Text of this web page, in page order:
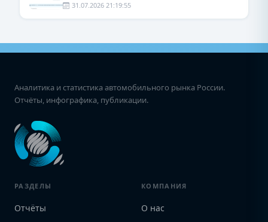
31.07.2026 21:19:55
Аналитика и статистика автомобильного рынка России.
Отчёты, инфографика, публикации.
РАЗДЕЛЫ
Отчёты
КОМПАНИЯ
О нас